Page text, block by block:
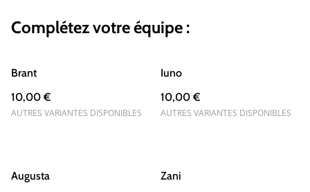
Complétez votre équipe :
Brant
10,00 €
AUTRES VARIANTES DISPONIBLES
Iuno
10,00 €
AUTRES VARIANTES DISPONIBLES
Augusta Zani